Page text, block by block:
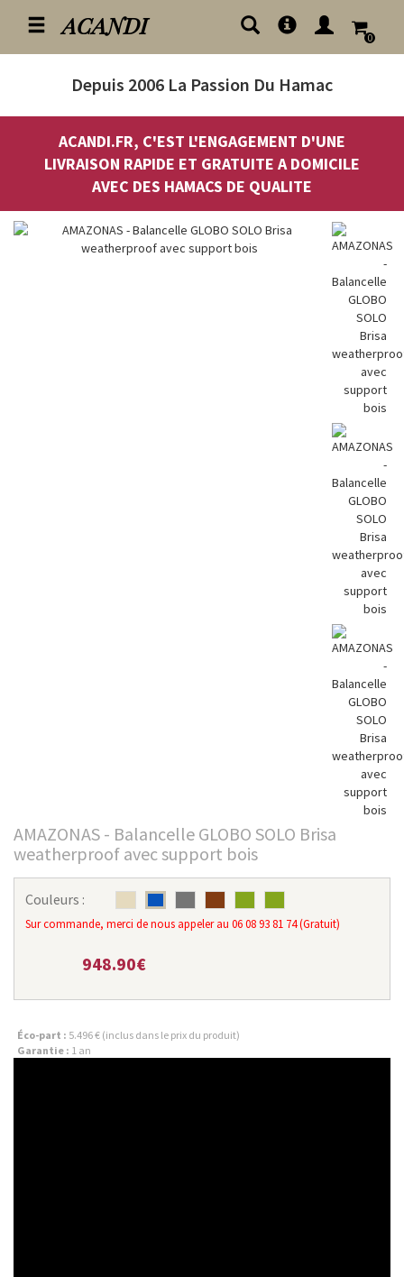
ACANDI 0
Depuis 2006 La Passion Du Hamac
ACANDI.FR, C'EST L'ENGAGEMENT D'UNE
LIVRAISON RAPIDE ET GRATUITE A DOMICILE
AVEC DES HAMACS DE QUALITE
AMAZONAS - Balancelle GLOBO SOLO Brisa
weatherproof avec support bois
Couleurs :
Sur commande, merci de nous appeler au 06 08 93 81 74 (Gratuit)
948.90€
Éco-part : 5.496 € (inclus dans le prix du produit)
Garantie : 1 an